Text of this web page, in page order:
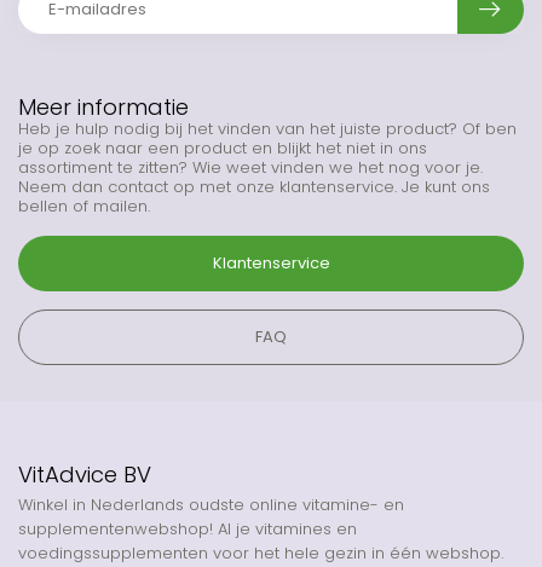
Meer informatie
Heb je hulp nodig bij het vinden van het juiste product? Of ben
je op zoek naar een product en blijkt het niet in ons
assortiment te zitten? Wie weet vinden we het nog voor je.
Neem dan contact op met onze klantenservice. Je kunt ons
bellen of mailen.
Klantenservice
FAQ
VitAdvice BV
Winkel in Nederlands oudste online vitamine- en
supplementenwebshop! Al je vitamines en
voedingssupplementen voor het hele gezin in één webshop.